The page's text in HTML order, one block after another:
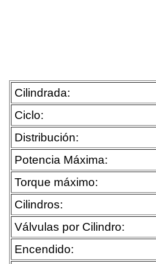
Cilindrada:
Ciclo:
Distribución:
Potencia Máxima:
Torque máximo:
Cilindros:
Válvulas por Cilindro:
Encendido: